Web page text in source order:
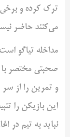
ترک کرده و برخی
می‌کنند حاضر
مداخله تیاگو
صحبتی ‌مختصر با
و تمرین را از
این بازیکن را
نباید به تیم در